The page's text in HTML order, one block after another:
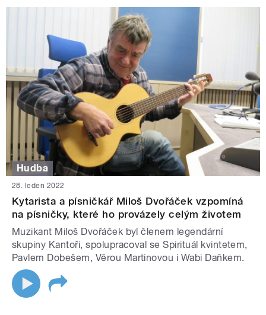
Hudba
28. leden 2022
Kytarista a písničkář Miloš Dvořáček vzpomíná
na písničky, které ho provázely celým životem
Muzikant Miloš Dvořáček byl členem legendární
skupiny Kantoři, spolupracoval se Spirituál kvintetem,
Pavlem Dobešem, Věrou Martinovou i Wabi Daňkem.